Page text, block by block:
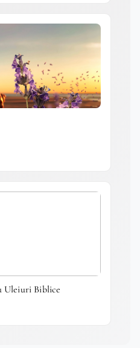
Uleiuri Biblice